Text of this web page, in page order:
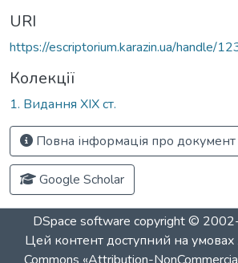
URI
https://escriptorium.karazin.ua/handle/
Колекції
1. Видання ХІХ ст.
Повна інформація про документ
Google Scholar
DSpace software copyright ©
Цей контент доступний на умовах